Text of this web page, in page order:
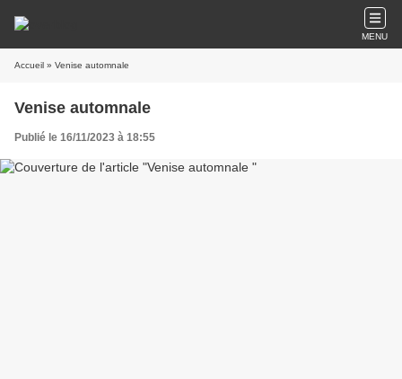
MENU
Accueil » Venise automnale
Venise automnale
Publié le 16/11/2023 à 18:55